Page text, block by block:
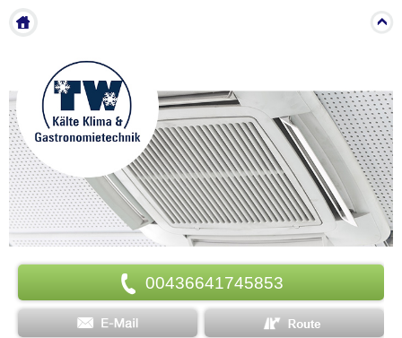
00436641745853